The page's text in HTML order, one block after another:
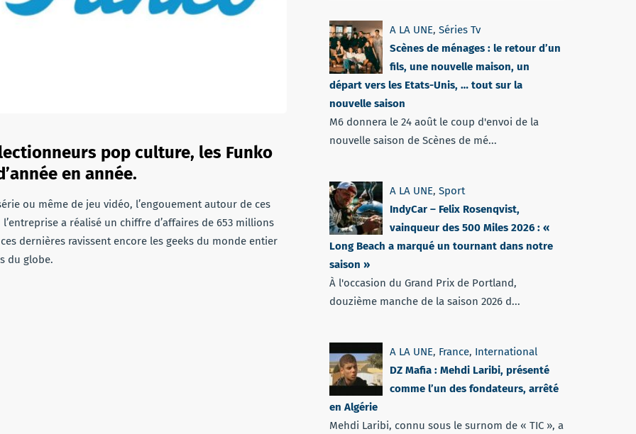
pop culture, les Funko
en année.
ou même de jeu vidéo, l’engouement autour de ces
a réalisé un chiffre d’affaires de 653 millions
dernières ravissent encore les geeks du monde entier
du globe.
A LA UNE, Séries Tv
Scènes de ménages : le retour d’un
fils, une nouvelle maison, un
départ vers les Etats-Unis, … tout sur la
nouvelle saison
M6 donnera le 24 août le coup d'envoi de la
nouvelle saison de Scènes de mé...
A LA UNE, Sport
IndyCar – Felix Rosenqvist,
vainqueur des 500 Miles 2026 : «
Long Beach a marqué un tournant dans notre
saison »
À l'occasion du Grand Prix de Portland,
douzième manche de la saison 2026 d...
A LA UNE, France, International
DZ Mafia : Mehdi Laribi, présenté
comme l’un des fondateurs, arrêté
en Algérie
Mehdi Laribi, connu sous le surnom de « TIC », a